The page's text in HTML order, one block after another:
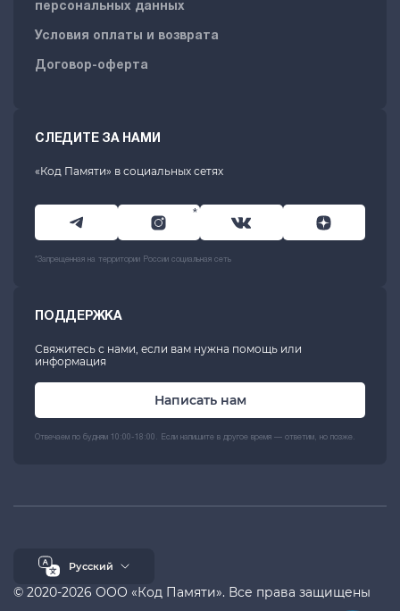
персональных данных
Условия оплаты и возврата
Договор-оферта
СЛЕДИТЕ ЗА НАМИ
«Код Памяти» в социальных сетях
*
*Запрещенная на территории России социальная сеть
ПОДДЕРЖКА
Свяжитесь с нами, если вам нужна помощь или
информация
Написать нам
Отвечаем по будням 10:00-18:00. Если напишите в другое время — ответим, но позже.
© 2020-2026 ООО «Код Памяти». Все права защищены
Русский